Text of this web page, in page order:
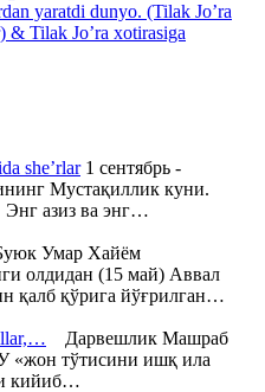
yaratdi dunyo. (Tilak Jo’ra
& Tilak Jo’ra xotirasiga
she’rlar1 сентябрь -
Мустақиллик куни.
азиз ва энг…
Умар Хайём
олдидан (15 май) Аввал
қалб қўрига йўғрилган…
Дарвешлик Машраб
«жон тўтисини ишқ ила
кийиб…